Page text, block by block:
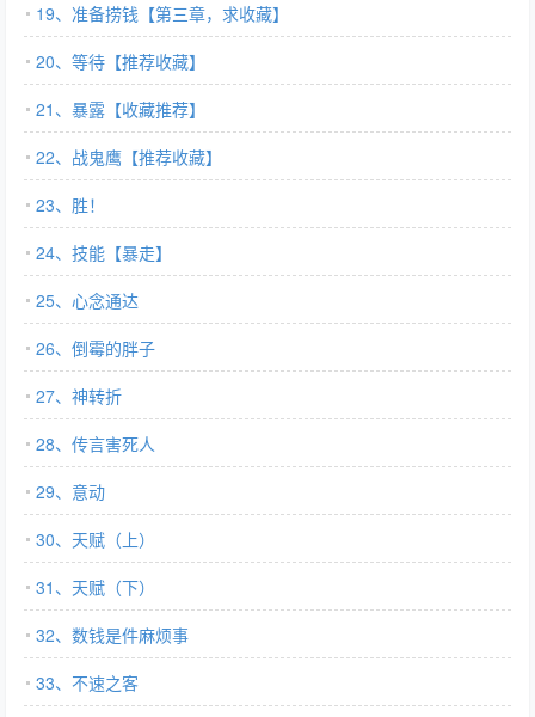
19、准备捞钱【第三章，求收藏】
20、等待【推荐收藏】
21、暴露【收藏推荐】
22、战鬼鹰【推荐收藏】
23、胜！
24、技能【暴走】
25、心念通达
26、倒霉的胖子
27、神转折
28、传言害死人
29、意动
30、天赋（上）
31、天赋（下）
32、数钱是件麻烦事
33、不速之客